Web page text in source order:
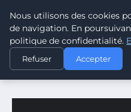
CLIMATE
ACCUEIL
ÉNERGIE
ÉNERGIE HYDRAULIQUE :
Nous utilisons des cookies
de navigation. En
politique de confidentialité.
Refuser Accepter